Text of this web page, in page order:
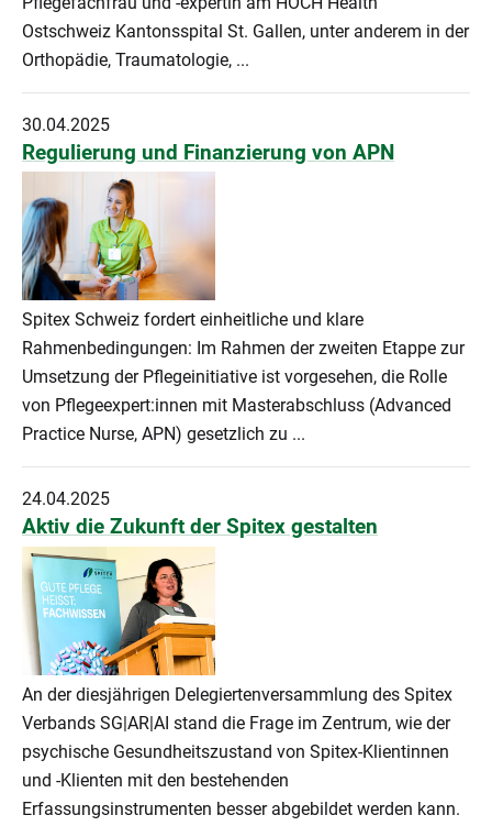
Ostschweiz Kantonsspital St. Gallen, unter anderem in der
Orthopädie, Traumatologie, ...
30.04.2025
Regulierung und Finanzierung von APN
Spitex Schweiz fordert einheitliche und klare
Rahmenbedingungen: Im Rahmen der zweiten Etappe zur
Umsetzung der Pflegeinitiative ist vorgesehen, die Rolle
von Pflegeexpert:innen mit Masterabschluss (Advanced
Practice Nurse, APN) gesetzlich zu ...
24.04.2025
Aktiv die Zukunft der Spitex gestalten
An der diesjährigen Delegiertenversammlung des Spitex
Verbands SG|AR|AI stand die Frage im Zentrum, wie der
psychische Gesundheitszustand von Spitex-Klientinnen
und -Klienten mit den bestehenden
Erfassungsinstrumenten besser abgebildet werden kann.